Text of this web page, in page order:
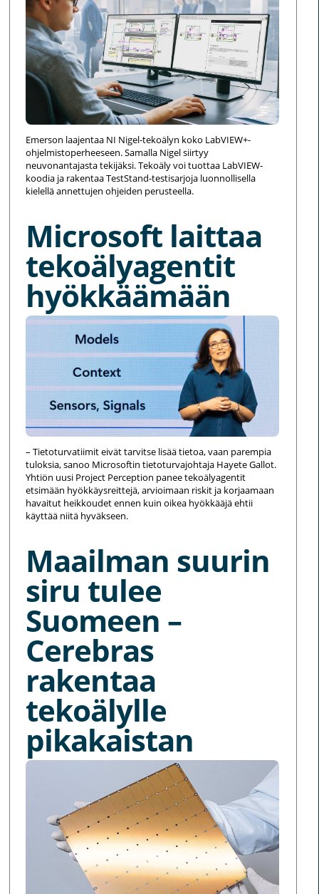
Emerson laajentaa NI Nigel-tekoälyn koko LabVIEW+-
ohjelmistoperheeseen. Samalla Nigel siirtyy
neuvonantajasta tekijäksi. Tekoäly voi tuottaa LabVIEW-
koodia ja rakentaa TestStand-testisarjoja luonnollisella
kielellä annettujen ohjeiden perusteella.
Microsoft laittaa
tekoälyagentit
hyökkäämään
– Tietoturvatiimit eivät tarvitse lisää tietoa, vaan parempia
tuloksia, sanoo Microsoftin tietoturvajohtaja Hayete Gallot.
Yhtiön uusi Project Perception panee tekoälyagentit
etsimään hyökkäysreittejä, arvioimaan riskit ja korjaamaan
havaitut heikkoudet ennen kuin oikea hyökkääjä ehtii
käyttää niitä hyväkseen.
Maailman suurin
siru tulee
Suomeen –
Cerebras
rakentaa
tekoälylle
pikakaistan